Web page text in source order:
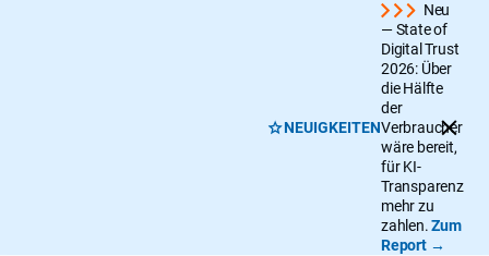
NEUIGKEITEN
Neu
— State of
Digital Trust
2026: Über
die Hälfte
der
Verbraucher
wäre bereit,
für KI-
Transparenz
mehr zu
zahlen.Zum
Report →